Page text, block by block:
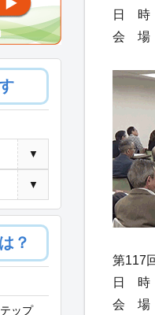
日 時
会 場
第117
日 時
会 場
▼
▼
？
ップ